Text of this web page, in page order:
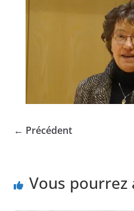
← Précédent
Vous pourrez